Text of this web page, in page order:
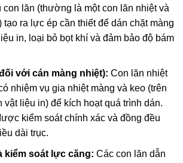
con lăn (thường là một con lăn nhiệt và
tạo ra lực ép cần thiết để dán chặt màng
in, loại bỏ bọt khí và đảm bảo độ bám
với cán màng nhiệt): Con lăn nhiệt
nhiệm vụ gia nhiệt màng và keo (trên
vật liệu in) để kích hoạt quá trình dán.
kiểm soát chính xác và đồng đều
dài trục.
kiểm soát lực căng: Các con lăn dẫn